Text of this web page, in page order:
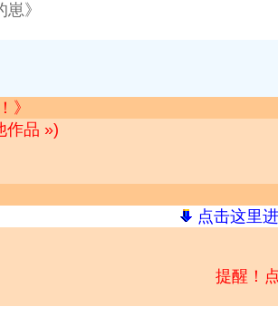
》
》
作品 »)
点击这里
提醒！